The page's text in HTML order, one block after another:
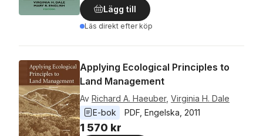
Lägg till
Läs direkt efter köp
Applying Ecological Principles to
Land Management
Av Richard A. Haeuber, Virginia H. Dale
E-bok
PDF Engelska 2011
1 570 kr